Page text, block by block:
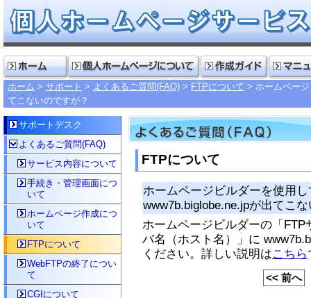
ホーム サポート よくあるご質問(FAQ) FTPについて
ホームペー
てこないのですが？
FTPについて
ホームページビルダーを使用
www7b.biglobe.ne.jpが出てこ
ホームページビルダーの「
バ名（ホスト名）」に
ください。詳しい説明はこちら
<< 前へ
サポートデスク
よくあるご質問(FAQ)
サービス内容について
手続き・管理画面につ
いて
ホームページ作成につ
いて
FTPについて
WebFTPの終了につい
て
CGIについて